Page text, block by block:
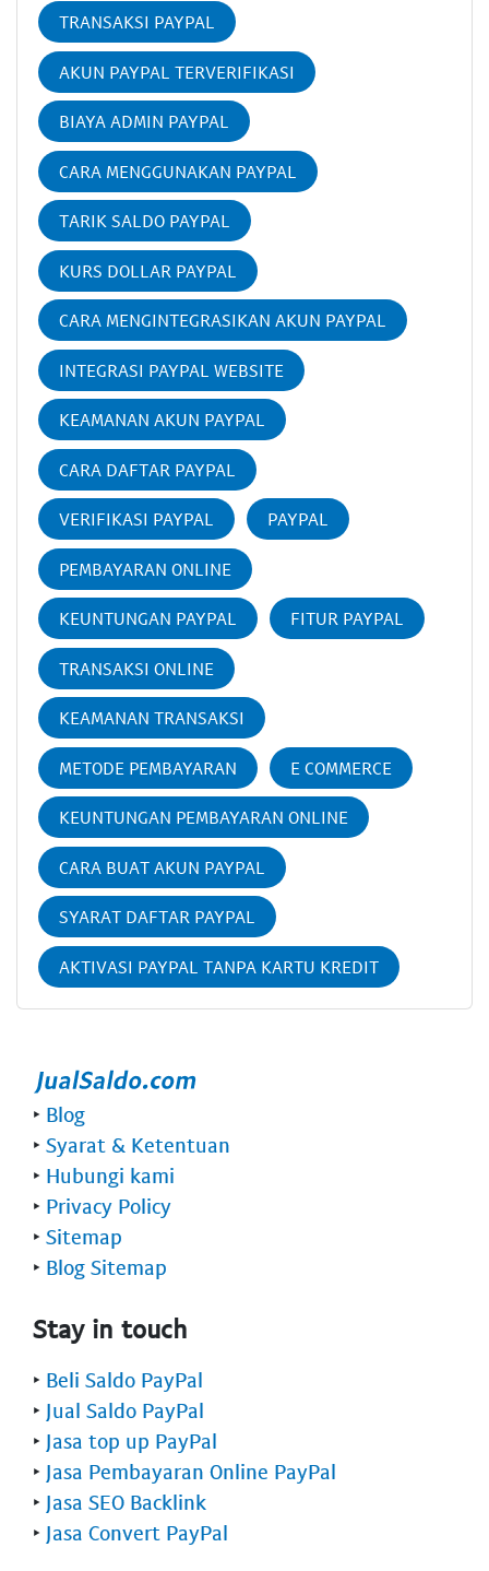
TRANSAKSI PAYPAL
AKUN PAYPAL TERVERIFIKASI
BIAYA ADMIN PAYPAL
CARA MENGGUNAKAN PAYPAL
TARIK SALDO PAYPAL
KURS DOLLAR PAYPAL
CARA MENGINTEGRASIKAN AKUN PAYPAL
INTEGRASI PAYPAL WEBSITE
KEAMANAN AKUN PAYPAL
CARA DAFTAR PAYPAL
VERIFIKASI PAYPAL PAYPAL
PEMBAYARAN ONLINE
KEUNTUNGAN PAYPAL FITUR PAYPAL
TRANSAKSI ONLINE
KEAMANAN TRANSAKSI
METODE PEMBAYARAN E COMMERCE
KEUNTUNGAN PEMBAYARAN ONLINE
CARA BUAT AKUN PAYPAL
SYARAT DAFTAR PAYPAL
AKTIVASI PAYPAL TANPA KARTU KREDIT
‣ Blog
‣ Syarat & Ketentuan
‣ Hubungi kami
‣ Privacy Policy
‣ Sitemap
‣ Blog Sitemap
Stay in touch
‣ Beli Saldo PayPal
‣ Jual Saldo PayPal
‣ Jasa top up PayPal
‣ Jasa Pembayaran Online PayPal
‣ Jasa SEO Backlink
‣ Jasa Convert PayPal